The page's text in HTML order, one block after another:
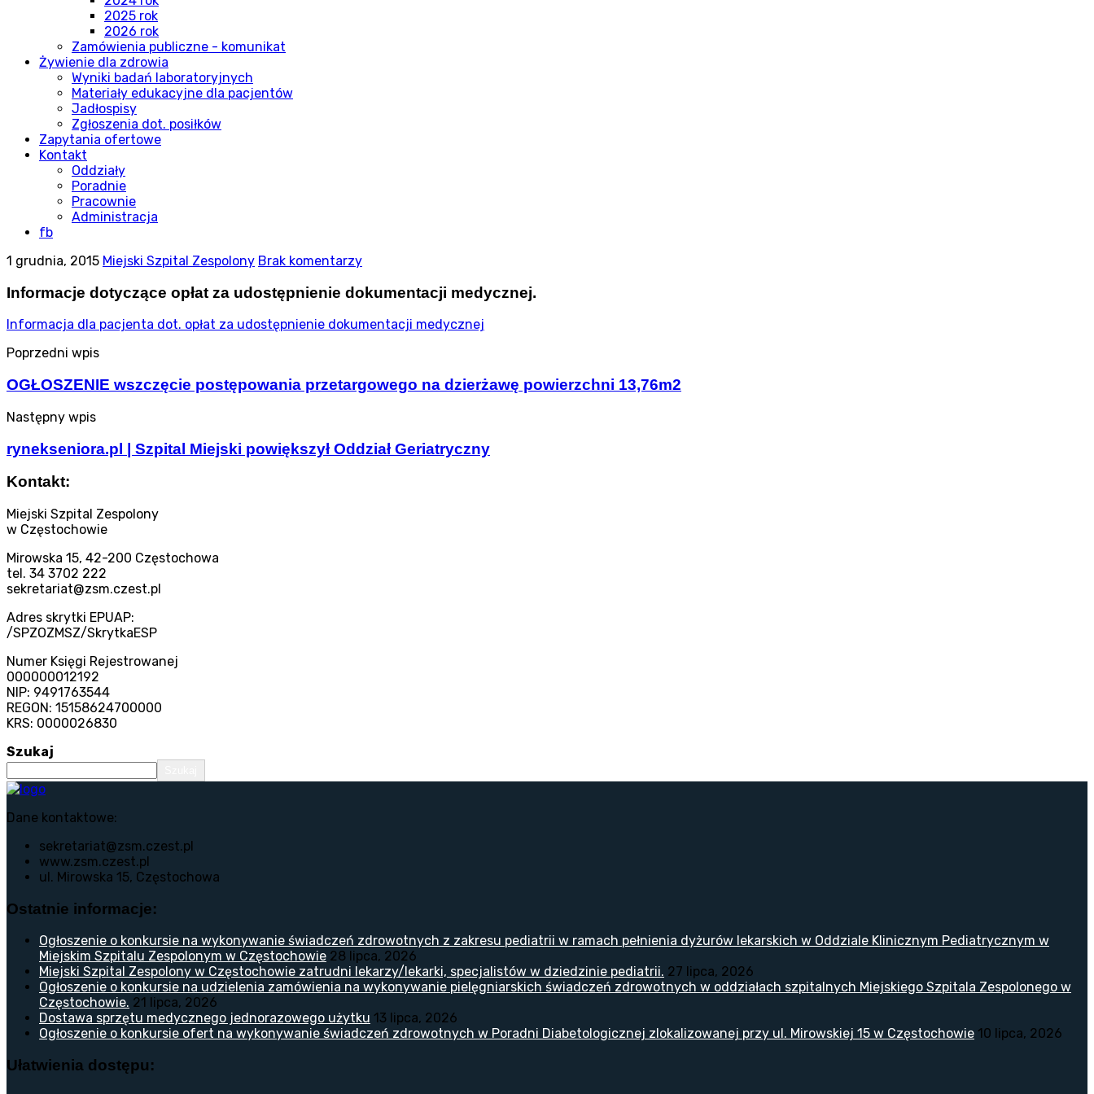
2025 rok
2026 rok
Zamówienia publiczne - komunikat
Żywienie dla zdrowia
Wyniki badań laboratoryjnych
Materiały edukacyjne dla pacjentów
Jadłospisy
Zgłoszenia dot. posiłków
Zapytania ofertowe
Kontakt
Oddziały
Poradnie
Pracownie
Administracja
fb
1 grudnia, 2015 Miejski Szpital Zespolony Brak komentarzy
Informacje dotyczące opłat za udostępnienie dokumentacji medycznej.
Informacja dla pacjenta dot. opłat za udostępnienie dokumentacji medycznej
Poprzedni wpis
OGŁOSZENIE wszczęcie postępowania przetargowego na dzierżawę powierzchni 13,76m2
Następny wpis
rynekseniora.pl | Szpital Miejski powiększył Oddział Geriatryczny
Kontakt:
Miejski Szpital Zespolony
w Częstochowie
Mirowska 15, 42-200 Częstochowa
tel. 34 3702 222
sekretariat@zsm.czest.pl
Adres skrytki EPUAP:
/SPZOZMSZ/SkrytkaESP
Numer Księgi Rejestrowanej
000000012192
NIP: 9491763544
REGON: 15158624700000
KRS: 0000026830
Szukaj
Dane kontaktowe:
sekretariat@zsm.czest.pl
www.zsm.czest.pl
ul. Mirowska 15, Częstochowa
Ostatnie informacje:
Ogłoszenie o konkursie na wykonywanie świadczeń zdrowotnych z zakresu pediatrii w ramach pełnienia dyżurów lekarskich w Oddziale Klinicznym Pediatrycznym w
Miejskim Szpitalu Zespolonym w Częstochowie 28 lipca, 2026
Miejski Szpital Zespolony w Częstochowie zatrudni lekarzy/lekarki, specjalistów w dziedzinie pediatrii. 27 lipca, 2026
Ogłoszenie o konkursie na udzielenia zamówienia na wykonywanie pielęgniarskich świadczeń zdrowotnych w oddziałach szpitalnych Miejskiego Szpitala Zespolonego w
Częstochowie. 21 lipca, 2026
Dostawa sprzętu medycznego jednorazowego użytku 13 lipca, 2026
Ogłoszenie o konkursie ofert na wykonywanie świadczeń zdrowotnych w Poradni Diabetologicznej zlokalizowanej przy ul. Mirowskiej 15 w Częstochowie 10 lipca, 2026
Ułatwienia dostępu: